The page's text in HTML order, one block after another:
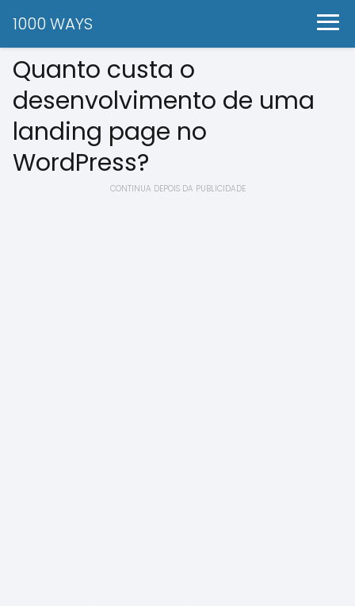
1000 WAYS
Quanto custa o
desenvolvimento de uma
landing page no
WordPress?
CONTINUA DEPOIS DA PUBLICIDADE